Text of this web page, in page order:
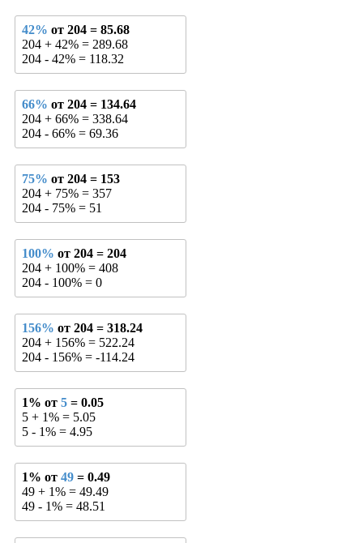
42% от 204 = 85.68
204 + 42% = 289.68
204 - 42% = 118.32
66% от 204 = 134.64
204 + 66% = 338.64
204 - 66% = 69.36
75% от 204 = 153
204 + 75% = 357
204 - 75% = 51
100% от 204 = 204
204 + 100% = 408
204 - 100% = 0
156% от 204 = 318.24
204 + 156% = 522.24
204 - 156% = -114.24
1% от 5 = 0.05
5 + 1% = 5.05
5 - 1% = 4.95
1% от 49 = 0.49
49 + 1% = 49.49
49 - 1% = 48.51